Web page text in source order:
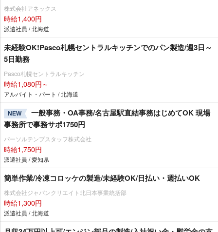
株式会社アネックス
時給1,400円
派遣社員 / 北海道
未経験OK!Pasco札幌セントラルキッチンでのパン製造/週3日～
5日勤務
Pasco札幌セントラルキッチン
時給1,080円～
アルバイト・パート / 北海道
NEW
一般事務・OA事務/名古屋駅直結事務はじめてOK 現場
事務所で事務サポ1750円
パーソルテンプスタッフ株式会社
時給1,750円
派遣社員 / 愛知県
簡単作業/冷凍コロッケの製造/未経験OK/日払い・週払いOK
株式会社ジャパンクリエイト北日本事業統括部
時給1,300円
派遣社員 / 北海道